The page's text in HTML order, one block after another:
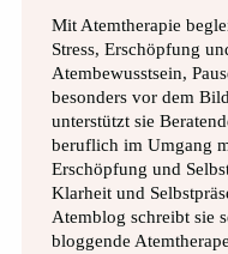
Mit Atemtherapie
Stress, Erschöpfung
Atembewusstsein,
besonders vor dem
unterstützt sie
beruflich im Umgang
Erschöpfung und
Klarheit und
Atemblog schreibt sie
bloggende